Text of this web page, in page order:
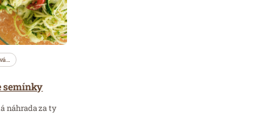
semínky
náhrada za ty